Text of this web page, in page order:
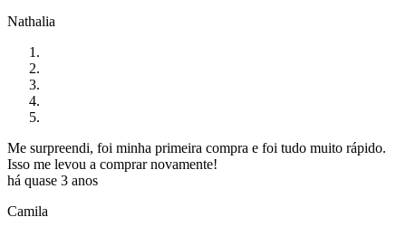
Nathalia
Me surpreendi, foi minha primeira compra e foi tudo muito rápido.
Isso me levou a comprar novamente!
há quase 3 anos
Camila